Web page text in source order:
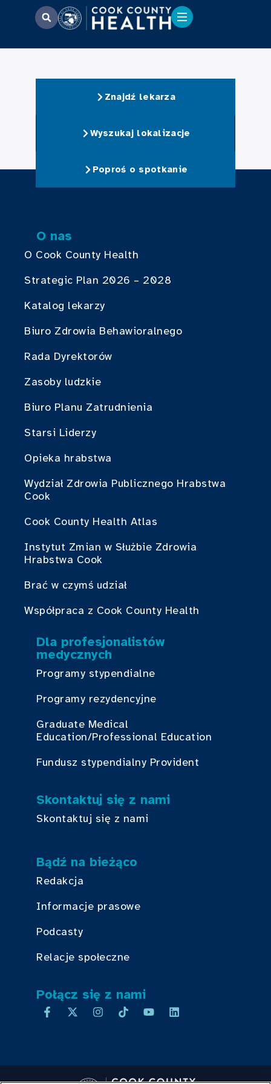
Znajdź lekarza
Wyszukaj lokalizacje
Poproś o spotkanie
O nas
O Cook County Health
Strategic Plan 2026 – 2028
Katalog lekarzy
Biuro Zdrowia Behawioralnego
Rada Dyrektorów
Zasoby ludzkie
Biuro Planu Zatrudnienia
Starsi Liderzy
Opieka hrabstwa
Wydział Zdrowia Publicznego Hrabstwa
Cook
Cook County Health Atlas
Instytut Zmian w Służbie Zdrowia
Hrabstwa Cook
Brać w czymś udział
Współpraca z Cook County Health
Dla profesjonalistów
medycznych
Programy stypendialne
Programy rezydencyjne
Graduate Medical
Education/Professional Education
Fundusz stypendialny Provident
Skontaktuj się z nami
Skontaktuj się z nami
Bądź na bieżąco
Redakcja
Informacje prasowe
Podcasty
Relacje społeczne
Połącz się z nami